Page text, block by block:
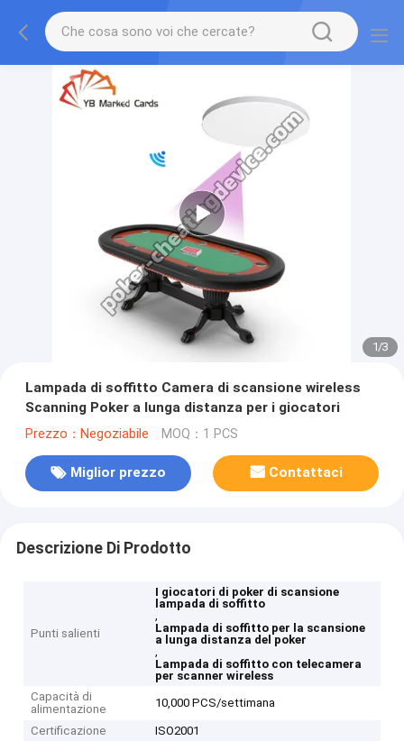
1/3
Lampada di soffitto Camera di scansione wireless
Scanning Poker a lunga distanza per i giocatori
Prezzo：Negoziabile MOQ：1 PCS
Miglior prezzo Contattaci
Descrizione Di Prodotto
Punti salienti
I giocatori di poker di scansione
lampada di soffitto
,
Lampada di soffitto per la scansione
a lunga distanza del poker
,
Lampada di soffitto con telecamera
per scanner wireless
Capacità di
alimentazione
10,000 PCS/settimana
Certificazione
ISO2001